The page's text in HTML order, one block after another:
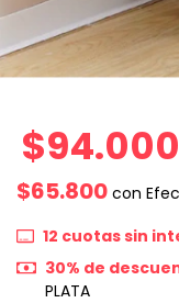
$94.000
$65.800 con
12 cuotas sin
30% de
PLATA